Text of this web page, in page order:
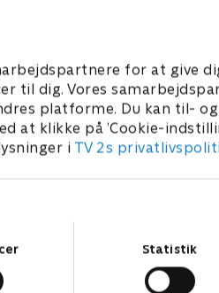
for at give
til dig. Vores
platforme. Du kan til-
at klikke på ’Cookie-
i TV 2s
Statistik